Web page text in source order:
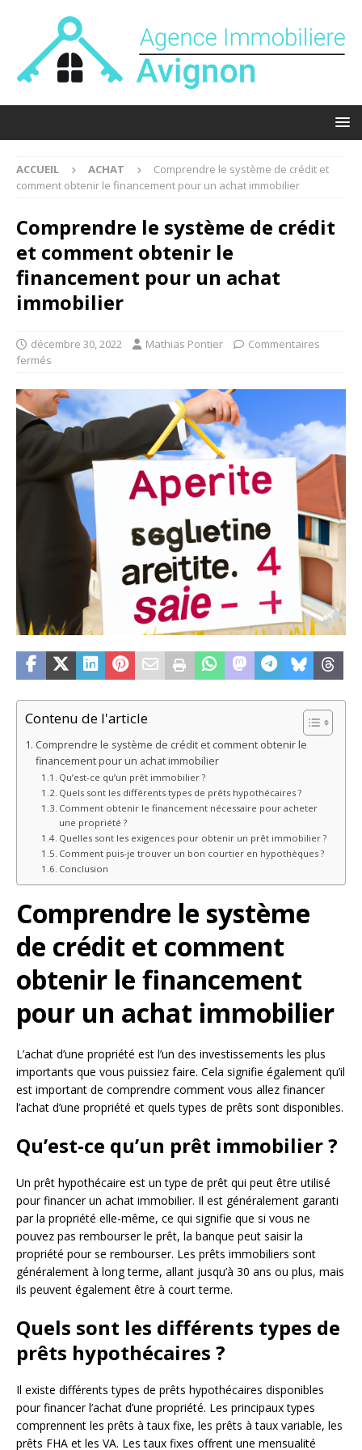
ACCUEIL ACHAT
Comprendre le système de crédit et
comment obtenir le financement pour un achat immobilier
Comprendre le système de crédit
et comment obtenir le
financement pour un achat
immobilier
décembre 30, 2022 Mathias Pontier
Commentaires
fermés
Contenu de l'article
Comprendre le système de crédit et comment obtenir le
financement pour un achat immobilier
Qu’est-ce qu’un prêt immobilier ?
Quels sont les différents types de prêts hypothécaires ?
Comment obtenir le financement nécessaire pour acheter
une propriété ?
Quelles sont les exigences pour obtenir un prêt immobilier ?
Comment puis-je trouver un bon courtier en hypothèques ?
Conclusion
Comprendre le système
de crédit et comment
obtenir le financement
pour un achat immobilier
L’achat d’une propriété est l’un des investissements les plus
importants que vous puissiez faire. Cela signifie également qu’il
est important de comprendre comment vous allez financer
l’achat d’une propriété et quels types de prêts sont disponibles.
Qu’est-ce qu’un prêt immobilier ?
Un prêt hypothécaire est un type de prêt qui peut être utilisé
pour financer un achat immobilier. Il est généralement garanti
par la propriété elle-même, ce qui signifie que si vous ne
pouvez pas rembourser le prêt, la banque peut saisir la
propriété pour se rembourser. Les prêts immobiliers sont
généralement à long terme, allant jusqu’à 30 ans ou plus, mais
ils peuvent également être à court terme.
Quels sont les différents types de
prêts hypothécaires ?
Il existe différents types de prêts hypothécaires disponibles
pour financer l’achat d’une propriété. Les principaux types
comprennent les prêts à taux fixe, les prêts à taux variable, les
prêts FHA et les VA. Les taux fixes offrent une mensualité